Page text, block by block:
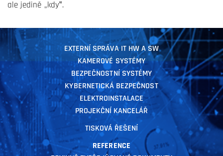
ale jedině „kdy‟.
EXTERNÍ SPRÁVA IT HW A SW
KAMEROVÉ SYSTÉMY
BEZPEČNOSTNÍ SYSTÉMY
KYBERNETICKÁ BEZPEČNOST
ELEKTROINSTALACE
PROJEKČNÍ KANCELÁŘ
TISKOVÁ ŘEŠENÍ
REFERENCE